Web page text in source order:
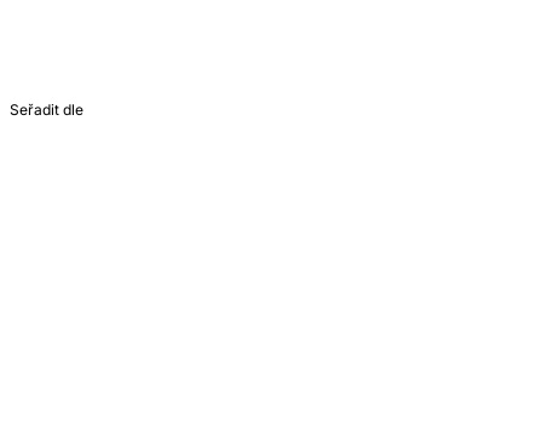
Seřadit dle